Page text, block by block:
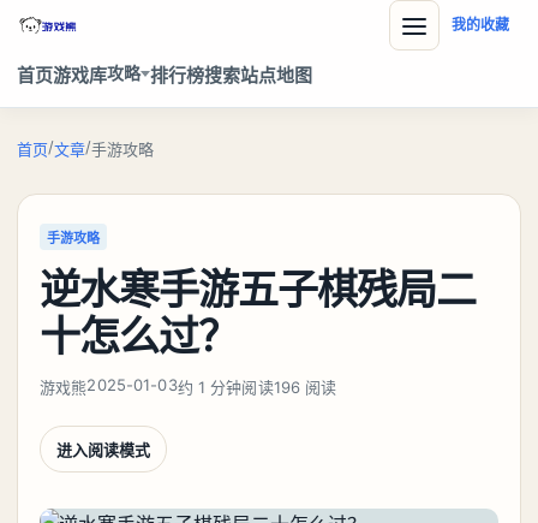
首页游戏库攻略 排行榜搜索站点地图
我的收藏
首页/文章/手游攻略
手游攻略
逆水寒手游五子棋残局二
十怎么过？
游戏熊2025-01-03约 1 分钟阅读196 阅读
进入阅读模式